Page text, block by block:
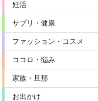
妊活
サプリ・健康
ファッション・コスメ
ココロ・悩み
家族・旦那
お出かけ